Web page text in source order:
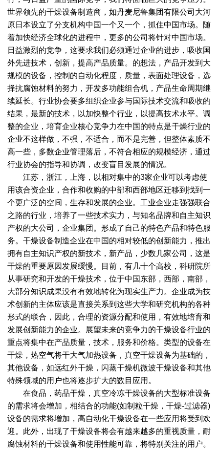
世界领先的干燥设备制造商，如丹麦尼鲁集团有限公司大河
原日本设立了分支机构中国一个又一个，抓住中国市场。随
着加快经济全球化的进程中，更多的公司将针对中国市场。
日益激烈的竞争，这要求我们必须通过企业的进步，吸收国
外先进技术，创新，提高产品质量。的想法，产品开发到大
规模的设备，控制的自动化程度，质量，表面处理设备，选
择抗腐蚀材料的努力，开发多功能组合机，产品生命周期继
续延长。行业协会要多组织企业参与国际技术交流和吸收的
结果，最新的技术，以加快整个行业，以提高技术水平。调
整的企业，培育企业核心竞争力在中国的特点是干燥行业的
企业不这样做，不强，不适合，而不是完善，但整体素质不
高一些，多数企业管理落后，不符合相应的规模经济，通过
行业协会的指导和协调，改变盲目发展的情况。
江苏，浙江，上海，以相对集中的3家企业可以考虑使
用该合资企业，合作和收购的中部和西部地区迁移到找到一
个更广泛的空间，生存和发展的企业。工业企业走强强联合
之路的行业，培养了一些技术实力，与知名品牌和自主知识
产权的大公司，企业集团。形成了自己的特色产品和特色服
务。干燥设备制造企业在中国的相对较低的创新能力，推出
拥有自主知识产权的新技术，新产品，少数几家公司，这是
干燥的重要原因发展缓慢。目前，有几十个高校，科研院所
从事研究和开发的干燥技术，位于中国东部，西部，南部，
大部分知识成果没有有效地转化为现实生产力。企业成为技
术创新的主体应该是直接关系到这些大学和研究机构的各种
形式的联合，因此，合理的资源分配和使用，有效地培育和
发展创新能力的企业。展望未来的竞争力的干燥设备行业的
重点将集中在产品质量，技术，服务和价格。类型的设备在
干燥，热空气将干大气加热设备，真空干燥设备为基础的，
其他设备，如远红外干燥，闪蒸干燥机微波干燥设备和其他
特殊领域的用户也将逐步扩大的数目应用。
在食品，药品干燥，真空冷冻干燥设备的大型标准设备
的需求将会增加，相结合的功能(如制粒干燥，干燥-过滤器)
设备的需求将增加，高自动化干燥设备在一些应用将受到欢
迎。此外，出现了干燥设备将会有越来越多的重视质量，耐
腐蚀材料的干燥设备和使用性能可靠，将特别关注的用户。